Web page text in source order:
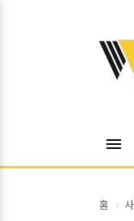
위키
menu
홈